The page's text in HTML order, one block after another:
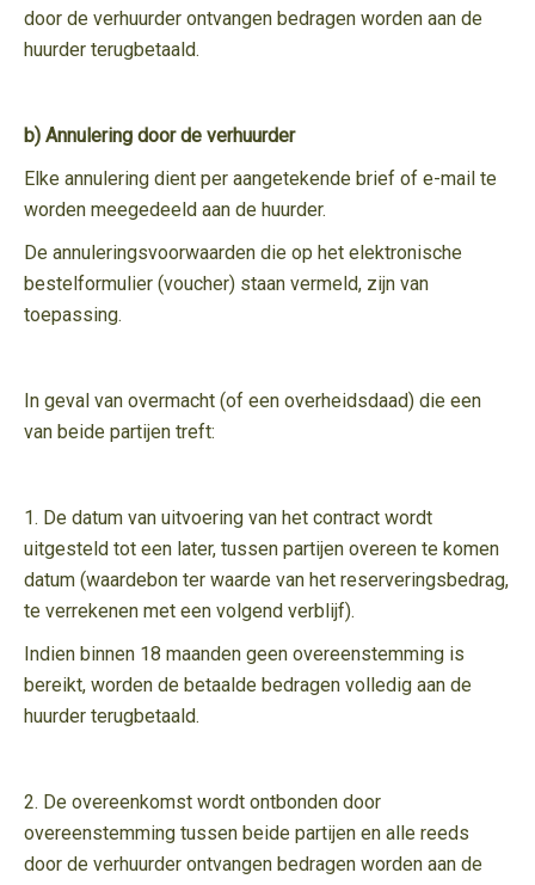
door de verhuurder ontvangen bedragen worden aan de
huurder terugbetaald.
b) Annulering door de verhuurder
Elke annulering dient per aangetekende brief of e-mail te
worden meegedeeld aan de huurder.
De annuleringsvoorwaarden die op het elektronische
bestelformulier (voucher) staan vermeld, zijn van
toepassing.
In geval van overmacht (of een overheidsdaad) die een
van beide partijen treft:
1. De datum van uitvoering van het contract wordt
uitgesteld tot een later, tussen partijen overeen te komen
datum (waardebon ter waarde van het reserveringsbedrag,
te verrekenen met een volgend verblijf).
Indien binnen 18 maanden geen overeenstemming is
bereikt, worden de betaalde bedragen volledig aan de
huurder terugbetaald.
2. De overeenkomst wordt ontbonden door
overeenstemming tussen beide partijen en alle reeds
door de verhuurder ontvangen bedragen worden aan de